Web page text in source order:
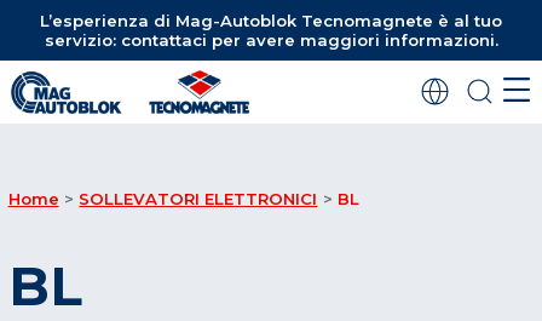
L’esperienza di Mag-Autoblok Tecnomagnete è al tuo
servizio: contattaci per avere maggiori informazioni.
Home SOLLEVATORI ELETTRONICI BL
BL